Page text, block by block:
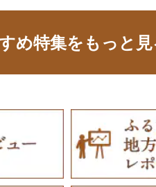
め特集をもっと